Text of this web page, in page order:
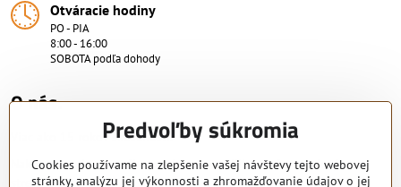
Otváracie hodiny
PO - PIA
8:00 - 16:00
SOBOTA podľa dohody
O nás.
Viac ako 15 rokov skúsenosti.
Nakupujte od overeného predajcu s certifikovaným servisným
strediskom. KRB-TECH s.r.o.
Predvoľby súkromia
Cookies používame na zlepšenie vašej návštevy tejto webovej
stránky, analýzu jej výkonnosti a zhromažďovanie údajov o jej